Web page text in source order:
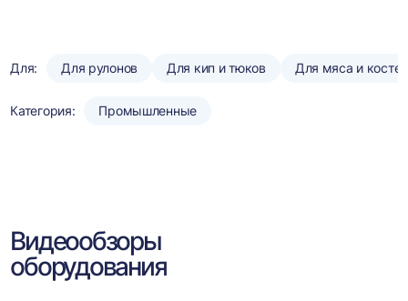
Для: Для рулонов Для кип и тюков Для мяса и костей
Категория: Промышленные
Видеообзоры
оборудования